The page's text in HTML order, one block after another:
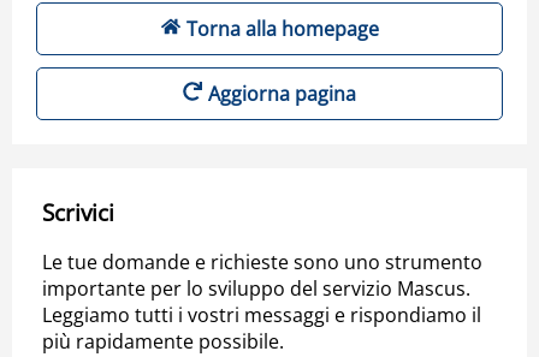
Torna alla homepage
Aggiorna pagina
Scrivici
Le tue domande e richieste sono uno strumento
importante per lo sviluppo del servizio Mascus.
Leggiamo tutti i vostri messaggi e rispondiamo il
più rapidamente possibile.